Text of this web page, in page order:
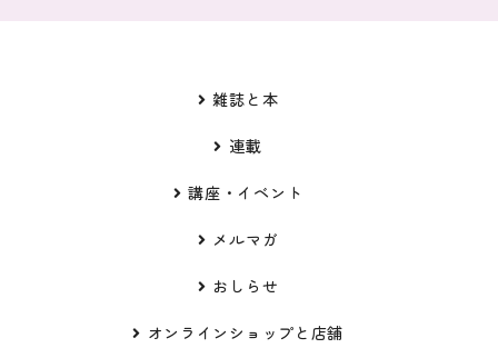
雑誌と本
連載
講座・イベント
メルマガ
おしらせ
オンラインショップと店舗